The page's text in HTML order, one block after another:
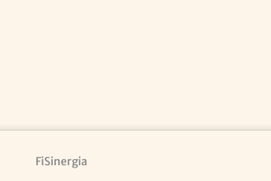
FiSinergia